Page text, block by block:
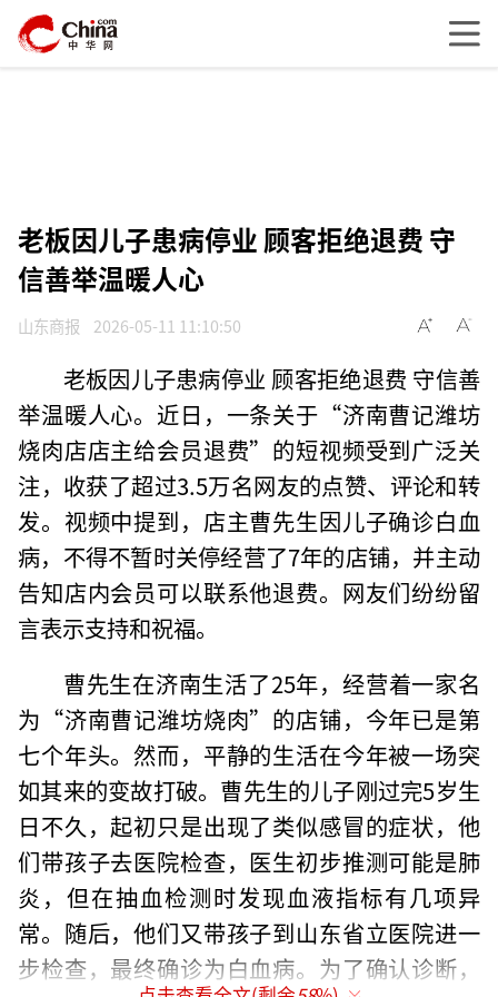
老板因儿子患病停业 顾客拒绝退费 守
信善举温暖人心
山东商报 2026-05-11 11:10:50
老板因儿子患病停业 顾客拒绝退费 守信善
举温暖人心。近日，一条关于“济南曹记潍坊
烧肉店店主给会员退费”的短视频受到广泛关
注，收获了超过3.5万名网友的点赞、评论和转
发。视频中提到，店主曹先生因儿子确诊白血
病，不得不暂时关停经营了7年的店铺，并主动
告知店内会员可以联系他退费。网友们纷纷留
言表示支持和祝福。
曹先生在济南生活了25年，经营着一家名
为“济南曹记潍坊烧肉”的店铺，今年已是第
七个年头。然而，平静的生活在今年被一场突
如其来的变故打破。曹先生的儿子刚过完5岁生
日不久，起初只是出现了类似感冒的症状，他
们带孩子去医院检查，医生初步推测可能是肺
炎，但在抽血检测时发现血液指标有几项异
常。随后，他们又带孩子到山东省立医院进一
步检查，最终确诊为白血病。为了确认诊断，